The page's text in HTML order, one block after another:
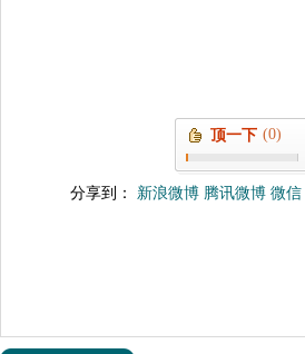
顶一下 (0)
分享到： 新浪微博 腾讯微博 微信